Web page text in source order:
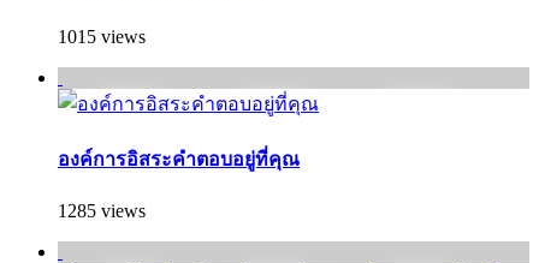
1015 views
องค์การอิสระคำตอบอยู่ที่คุณ
1285 views